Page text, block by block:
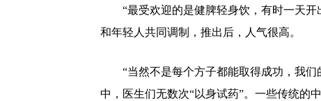
“最受欢迎的是健脾轻身饮，有时一天
和年轻人共同调制，推出后，人气很高。
“当然不是每个方子都能取得成功，我
中，医生们无数次“以身试药”。一些传统的